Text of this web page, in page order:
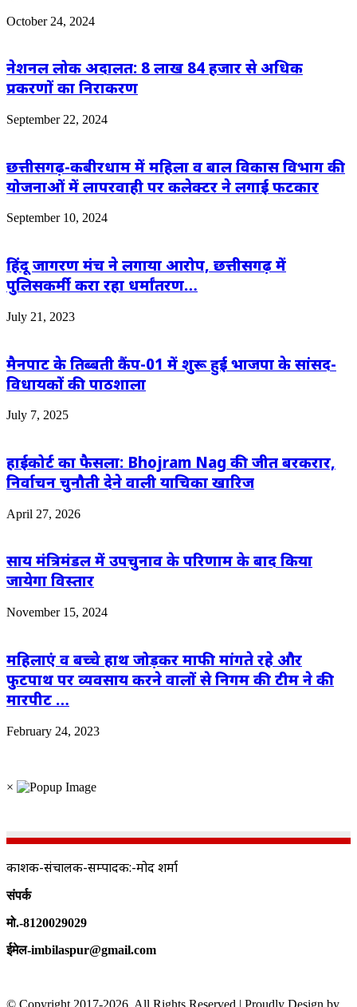
October 24, 2024
नेशनल लोक अदालत: 8 लाख 84 हजार से अधिक
प्रकरणों का निराकरण
September 22, 2024
छत्तीसगढ़-कबीरधाम में महिला व बाल विकास विभाग की
योजनाओं में लापरवाही पर कलेक्टर ने लगाई फटकार
September 10, 2024
हिंदू जागरण मंच ने लगाया आरोप, छत्तीसगढ़ में
पुलिसकर्मी करा रहा धर्मांतरण…
July 21, 2023
मैनपाट के तिब्बती कैंप-01 में शुरू हुई भाजपा के सांसद-
विधायकों की पाठशाला
July 7, 2025
हाईकोर्ट का फैसला: Bhojram Nag की जीत बरकरार,
निर्वाचन चुनौती देने वाली याचिका खारिज
April 27, 2026
साय मंत्रिमंडल में उपचुनाव के परिणाम के बाद किया
जायेगा विस्तार
November 15, 2024
महिलाएं व बच्चे हाथ जोड़कर माफी मांगते रहे और
फुटपाथ पर व्यवसाय करने वालों से निगम की टीम ने की
मारपीट …
February 24, 2023
×
प्रकाशक-संचालक-सम्पादक:-प्रमोद शर्मा
संपर्क
मो.-8120029029
ईमेल-imbilaspur@gmail.com
© Copyright 2017-2026, All Rights Reserved | Proudly Design by